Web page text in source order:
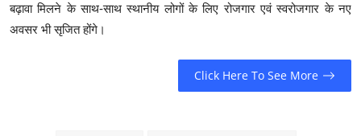
बढ़ावा मिलने के साथ-साथ स्थानीय लोगों के लिए रोजगार एवं स्वरोजगार के नए
अवसर भी सृजित होंगे।
Click Here To See More